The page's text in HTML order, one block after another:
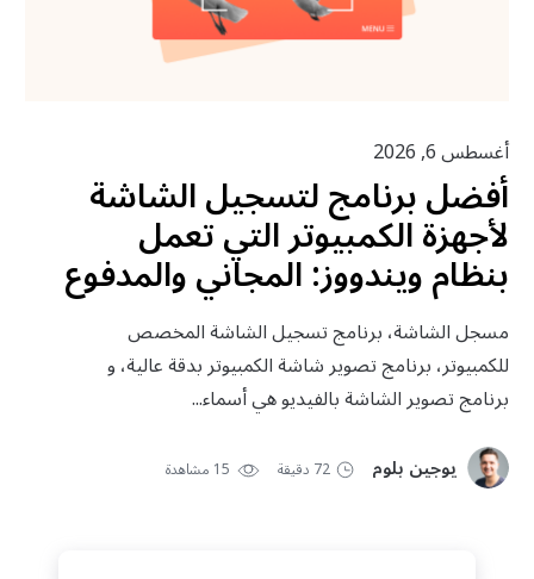
أغسطس 6, 2026
أفضل برنامج لتسجيل الشاشة
لأجهزة الكمبيوتر التي تعمل
بنظام ويندووز: المجاني والمدفوع
مسجل الشاشة، برنامج تسجيل الشاشة المخصص
للكمبيوتر، برنامج تصوير شاشة الكمبيوتر بدقة عالية، و
برنامج تصوير الشاشة بالفيديو هي أسماء...
يوجين بلوم 72 دقيقة 15 مشاهدة